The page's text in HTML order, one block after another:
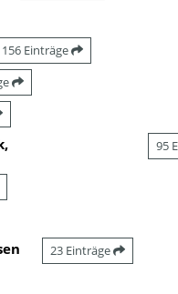
156 Einträge
95
23 Einträge